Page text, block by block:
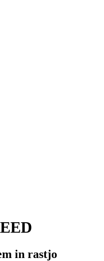
in rastjo